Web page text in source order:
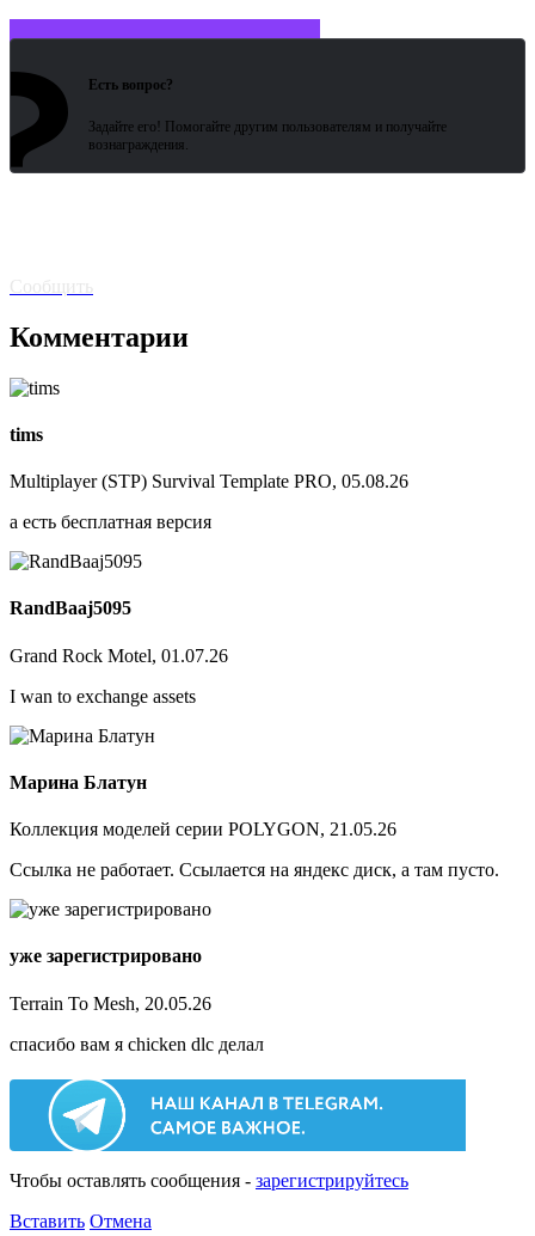
Есть вопрос?
Задайте его! Помогайте другим пользователям и получайте
вознаграждения.
Сообщить
Комментарии
tims
Multiplayer (STP) Survival Template PRO, 05.08.26
а есть бесплатная версия
RandBaaj5095
Grand Rock Motel, 01.07.26
I wan to exchange assets
Марина Блатун
Коллекция моделей серии POLYGON, 21.05.26
Ссылка не работает. Ссылается на яндекс диск, а там пусто.
уже зарегистрировано
Terrain To Mesh, 20.05.26
спасибо вам я chicken dlc делал
Чтобы оставлять сообщения - зарегистрируйтесь
Вставить Отмена